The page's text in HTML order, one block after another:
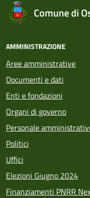
Comune di
AMMINISTRAZIONE
Aree amministrative
Documenti e dati
Enti e fondazioni
Organi di governo
Personale
Politici
Uffici
Elezioni Giugno 2024
Finanziamenti PNRR